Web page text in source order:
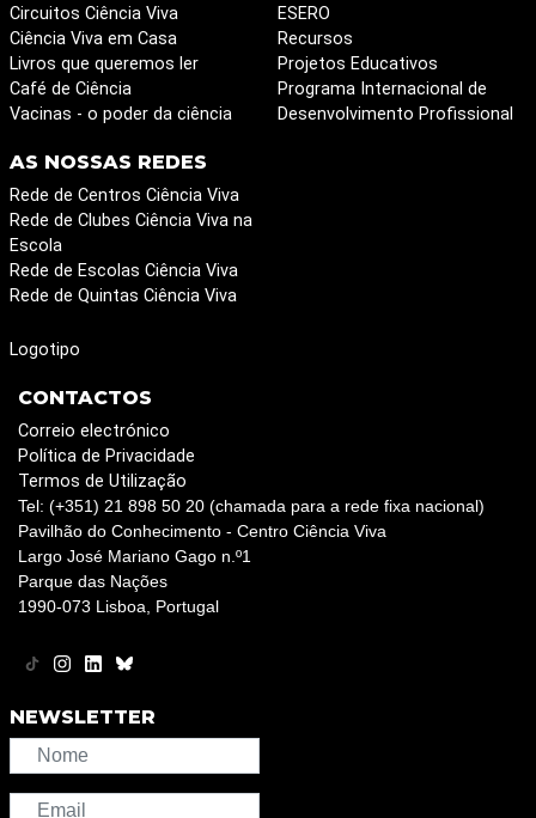
Circuitos Ciência Viva
Ciência Viva em Casa
Livros que queremos ler
Café de Ciência
Vacinas - o poder da ciência
ESERO
Recursos
Projetos Educativos
Programa Internacional de
Desenvolvimento Profissional
AS NOSSAS REDES
Rede de Centros Ciência Viva
Rede de Clubes Ciência Viva na
Escola
Rede de Escolas Ciência Viva
Rede de Quintas Ciência Viva
Logotipo
CONTACTOS
Correio electrónico
Política de Privacidade
Termos de Utilização
Tel: (+351) 21 898 50 20 (chamada para a rede fixa nacional)
Pavilhão do Conhecimento - Centro Ciência Viva
Largo José Mariano Gago n.º1
Parque das Nações
1990-073 Lisboa, Portugal
NEWSLETTER